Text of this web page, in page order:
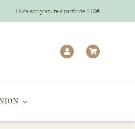
Livraison gratuite à partir de 110€